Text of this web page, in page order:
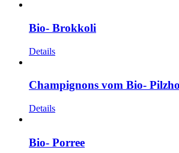
Bio- Brokkoli
Details
Champignons vom Bio-
Details
Bio- Porree